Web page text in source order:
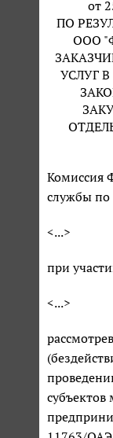
от
ПО
ООО
УСЛУГ
Комиссия
службы по
<...>
при
<...>
субъектов